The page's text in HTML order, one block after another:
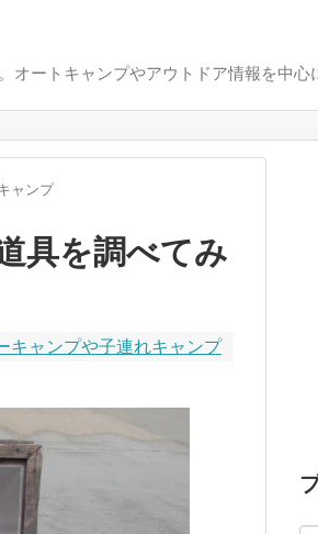
ートキャンプやアウトドア情報を中心
ャンプ
具を調べてみ
キャンプや子連れキャンプ